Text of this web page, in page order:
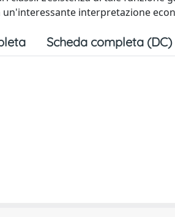
interpretazione
Scheda completa (DC)